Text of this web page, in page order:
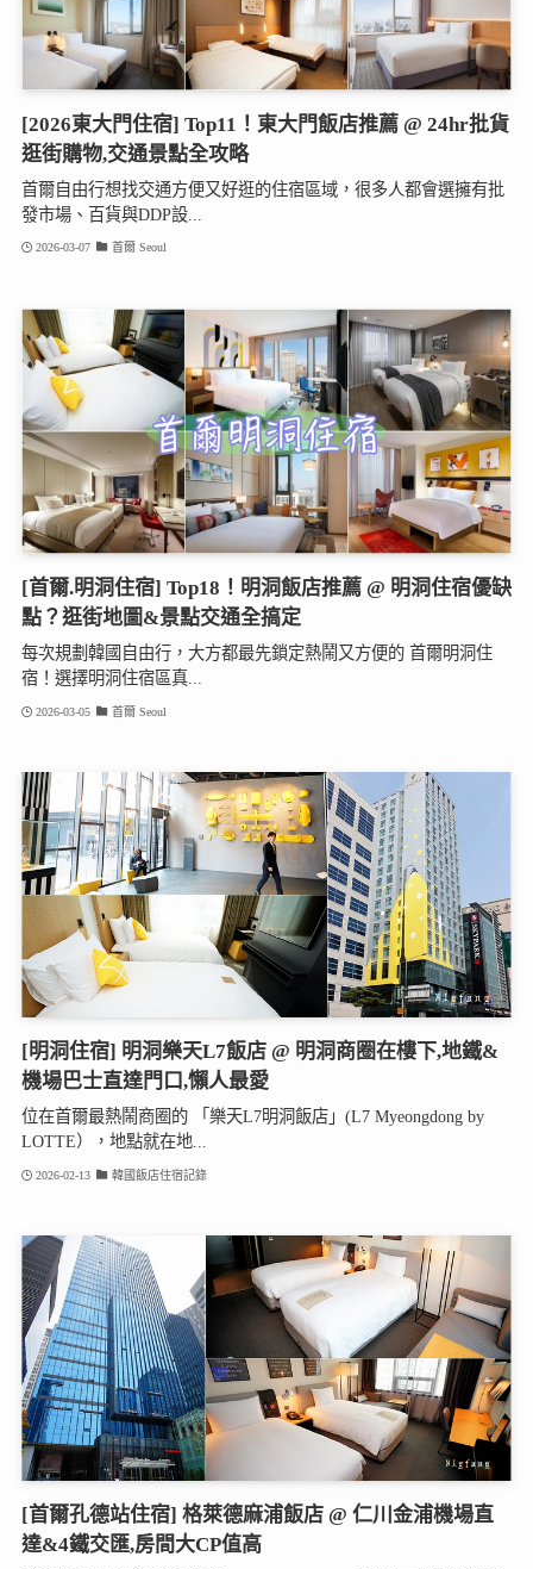
[2026東大門住宿] Top11！東大門飯店推薦 @ 24hr批貨
逛街購物,交通景點全攻略
首爾自由行想找交通方便又好逛的住宿區域，很多人都會選擁有批
發市場、百貨與DDP設...
2026-03-07 首爾 Seoul
[首爾.明洞住宿] Top18！明洞飯店推薦 @ 明洞住宿優缺
點？逛街地圖&景點交通全搞定
每次規劃韓國自由行，大方都最先鎖定熱鬧又方便的 首爾明洞住
宿！選擇明洞住宿區真...
2026-03-05 首爾 Seoul
[明洞住宿] 明洞樂天L7飯店 @ 明洞商圈在樓下,地鐵&
機場巴士直達門口,懶人最愛
位在首爾最熱鬧商圈的 「樂天L7明洞飯店」(L7 Myeongdong by
LOTTE），地點就在地...
2026-02-13 韓國飯店住宿記錄
[首爾孔德站住宿] 格萊德麻浦飯店 @ 仁川金浦機場直
達&4鐵交匯,房間大CP值高